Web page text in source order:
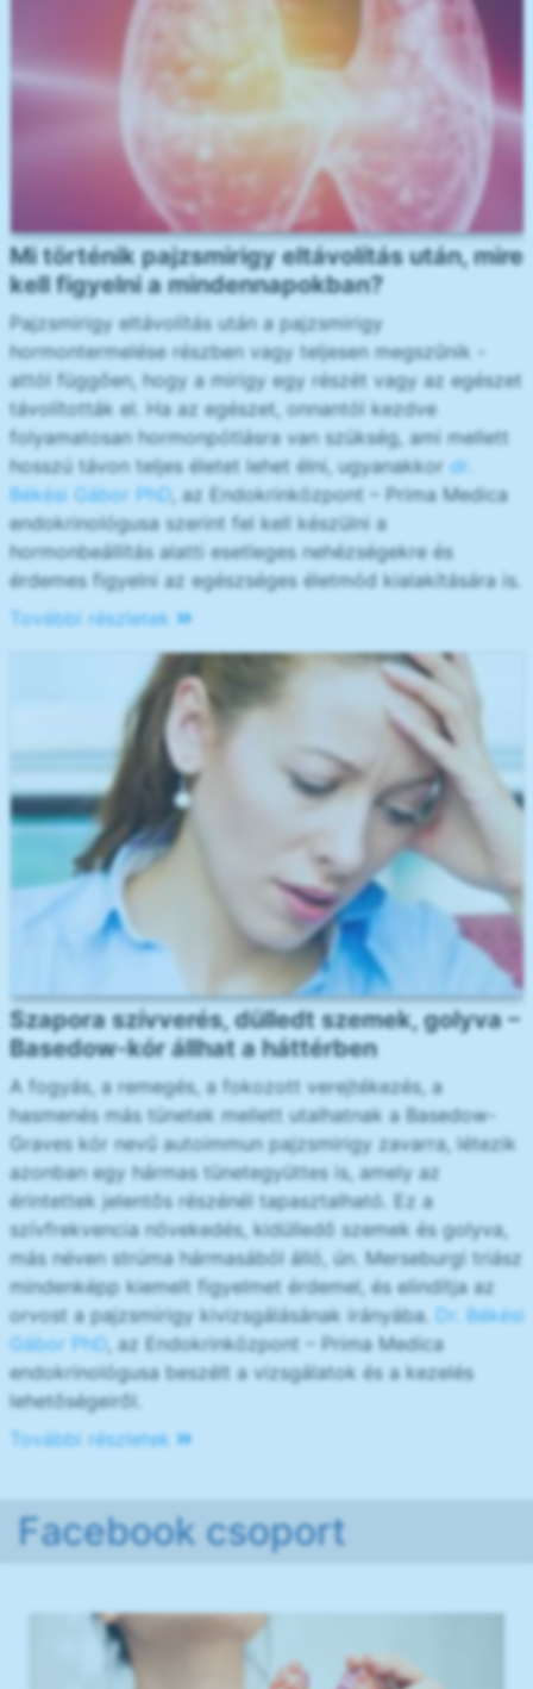
Mi történik pajzsmirigy eltávolítás után, mire
kell figyelni a mindennapokban?
Pajzsmirigy eltávolítás után a pajzsmirigy
hormontermelése részben vagy teljesen megszűnik -
attól függően, hogy a mirigy egy részét vagy az egészet
távolították el. Ha az egészet, onnantól kezdve
folyamatosan hormonpótlásra van szükség, ami mellett
hosszú távon teljes életet lehet élni, ugyanakkor dr.
Békési Gábor PhD
, az Endokrinközpont – Prima Medica
endokrinológusa szerint fel kell készülni a
hormonbeállítás alatti esetleges nehézségekre és
érdemes figyelni az egészséges életmód kialakítására is.
További részletek
Szapora szívverés, dülledt szemek, golyva –
Basedow-kór állhat a háttérben
A fogyás, a remegés, a fokozott verejtékezés, a
hasmenés más tünetek mellett utalhatnak a Basedow-
Graves kór nevű autoimmun pajzsmirigy zavarra, létezik
azonban egy hármas tünetegyüttes is, amely az
érintettek jelentős részénél tapasztalható. Ez a
szívfrekvencia növekedés, kidülledő szemek és golyva,
más néven strúma hármasából álló, ún. Merseburgi triász
mindenképp kiemelt figyelmet érdemel, és elindítja az
orvost a pajzsmirigy kivizsgálásának irányába. Dr. Békési
Gábor PhD, az Endokrinközpont – Prima Medica
endokrinológusa beszélt a vizsgálatok és a kezelés
lehetőségeiről.
További részletek
Facebook csoport